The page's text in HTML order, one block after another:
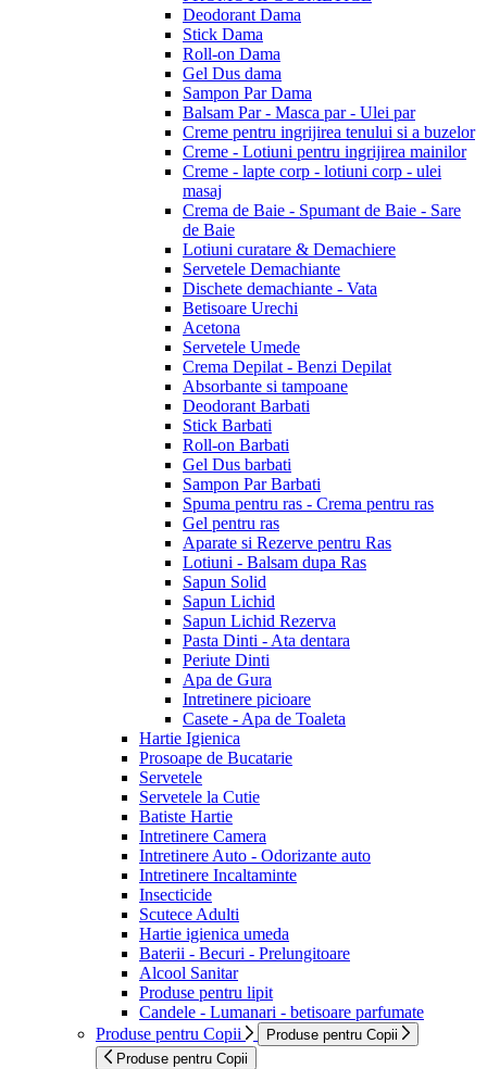
Deodorant Dama
Stick Dama
Roll-on Dama
Gel Dus dama
Sampon Par Dama
Balsam Par - Masca par - Ulei par
Creme pentru ingrijirea tenului si a buzelor
Creme - Lotiuni pentru ingrijirea mainilor
Creme - lapte corp - lotiuni corp - ulei
masaj
Crema de Baie - Spumant de Baie - Sare
de Baie
Lotiuni curatare & Demachiere
Servetele Demachiante
Dischete demachiante - Vata
Betisoare Urechi
Acetona
Servetele Umede
Crema Depilat - Benzi Depilat
Absorbante si tampoane
Deodorant Barbati
Stick Barbati
Roll-on Barbati
Gel Dus barbati
Sampon Par Barbati
Spuma pentru ras - Crema pentru ras
Gel pentru ras
Aparate si Rezerve pentru Ras
Lotiuni - Balsam dupa Ras
Sapun Solid
Sapun Lichid
Sapun Lichid Rezerva
Pasta Dinti - Ata dentara
Periute Dinti
Apa de Gura
Intretinere picioare
Casete - Apa de Toaleta
Hartie Igienica
Prosoape de Bucatarie
Servetele
Servetele la Cutie
Batiste Hartie
Intretinere Camera
Intretinere Auto - Odorizante auto
Intretinere Incaltaminte
Insecticide
Scutece Adulti
Hartie igienica umeda
Baterii - Becuri - Prelungitoare
Alcool Sanitar
Produse pentru lipit
Candele - Lumanari - betisoare parfumate
Produse pentru Copii
Produse pentru Copii
Produse pentru Copii